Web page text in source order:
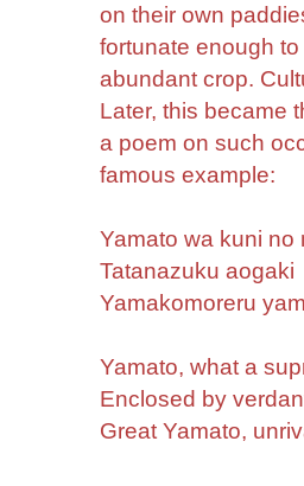
on their own
fortunate enough
abundant crop.
Later, this became
a poem on such
famous example:
Yamato wa kuni no
Tatanazuku aogaki
Yamakomoreru
Yamato, what a
Enclosed by
Great Yamato,